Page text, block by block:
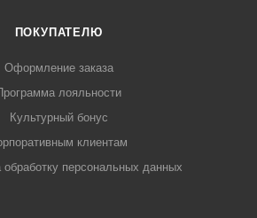
ПОКУПАТЕЛЮ
Оформление заказа
лояльности
Культурный бонус
клиентам
обработку персональных данных